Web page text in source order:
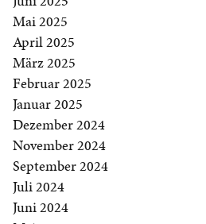
Mai 2025
April 2025
März 2025
Februar 2025
Januar 2025
Dezember 2024
November 2024
September 2024
Juli 2024
Juni 2024